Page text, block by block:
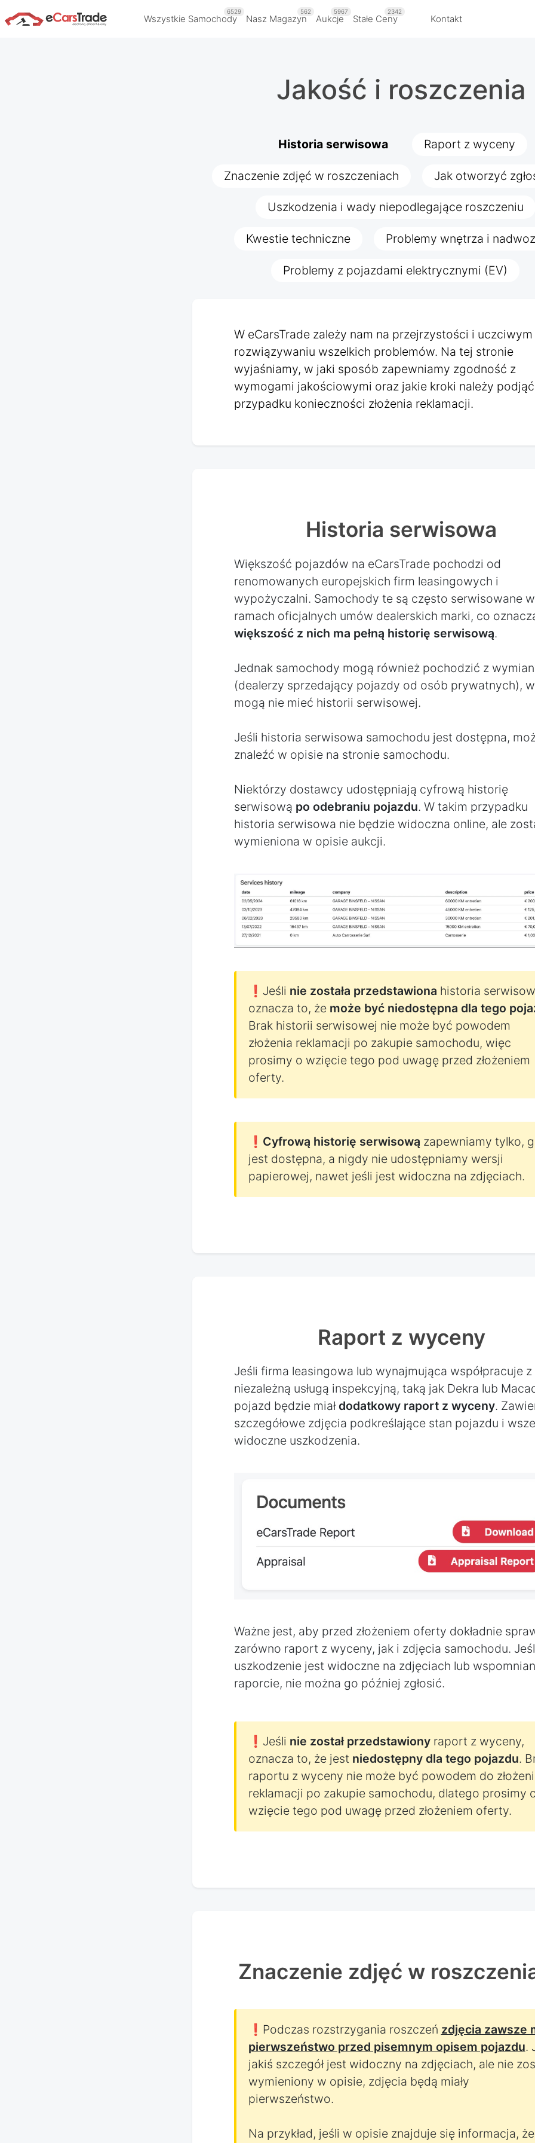
Wszystkie Samochody
6529
Nasz Magazyn
562
Aukcje
5967
Stałe Ceny
2342
Kontakt
Jakość i roszczenia
Historia serwisowa Raport z wyceny
Znaczenie zdjęć w roszczeniach Jak otworzyć
Uszkodzenia i wady niepodlegające roszczeniu
Kwestie techniczne Problemy wnętrza i
Problemy z pojazdami elektrycznymi (EV)
W eCarsTrade zależy nam na przejrzystości i uczciwym
rozwiązywaniu wszelkich problemów. Na tej stronie
wyjaśniamy, w jaki sposób zapewniamy zgodność z
wymogami jakościowymi oraz jakie kroki należy
przypadku konieczności złożenia reklamacji.
Historia serwisowa
Większość pojazdów na eCarsTrade pochodzi od
renomowanych europejskich firm leasingowych i
wypożyczalni. Samochody te są często serwisowane w
ramach oficjalnych umów dealerskich marki, co
większość z nich ma pełną historię serwisową.
Jednak samochody mogą również pochodzić z
(dealerzy sprzedający pojazdy od osób prywatnych),
mogą nie mieć historii serwisowej.
Jeśli historia serwisowa samochodu jest dostępna,
znaleźć w opisie na stronie samochodu.
Niektórzy dostawcy udostępniają cyfrową historię
serwisową po odebraniu pojazdu. W takim przypadku
historia serwisowa nie będzie widoczna online, ale
wymieniona w opisie aukcji.
❗Jeśli nie została przedstawiona historia
oznacza to, że może być niedostępna dla tego
Brak historii serwisowej nie może być powodem
złożenia reklamacji po zakupie samochodu, więc
prosimy o wzięcie tego pod uwagę przed złożeniem
oferty.
❗ Cyfrową historię serwisową zapewniamy tylko,
jest dostępna, a nigdy nie udostępniamy wersji
papierowej, nawet jeśli jest widoczna na zdjęciach.
Raport z wyceny
Jeśli firma leasingowa lub wynajmująca współpracuje z
niezależną usługą inspekcyjną, taką jak Dekra lub
pojazd będzie miałdodatkowy raport z wyceny.
szczegółowe zdjęcia podkreślające stan pojazdu i
widoczne uszkodzenia.
Ważne jest, aby przed złożeniem oferty dokładnie
zarówno raport z wyceny, jak i zdjęcia samochodu.
uszkodzenie jest widoczne na zdjęciach lub
raporcie, nie można go później zgłosić.
❗Jeśli nie został przedstawionyraport z wyceny,
oznacza to, że jest niedostępny dla tego pojazdu.
raportu z wyceny nie może być powodem do
reklamacji po zakupie samochodu, dlatego prosimy
wzięcie tego pod uwagę przed złożeniem oferty.
Znaczenie zdjęć w
❗Podczas rozstrzygania roszczeń zdjęcia zawsze
pierwszeństwo przed pisemnym opisem pojazdu.
jakiś szczegół jest widoczny na zdjęciach, ale nie
wymieniony w opisie, zdjęcia będą miały
pierwszeństwo.
Na przykład, jeśli w opisie znajduje się informacja, że